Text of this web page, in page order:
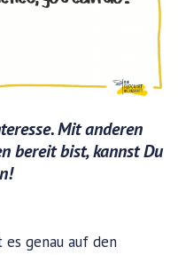
genau auf den
Mit anderen
bereit bist, kannst Du